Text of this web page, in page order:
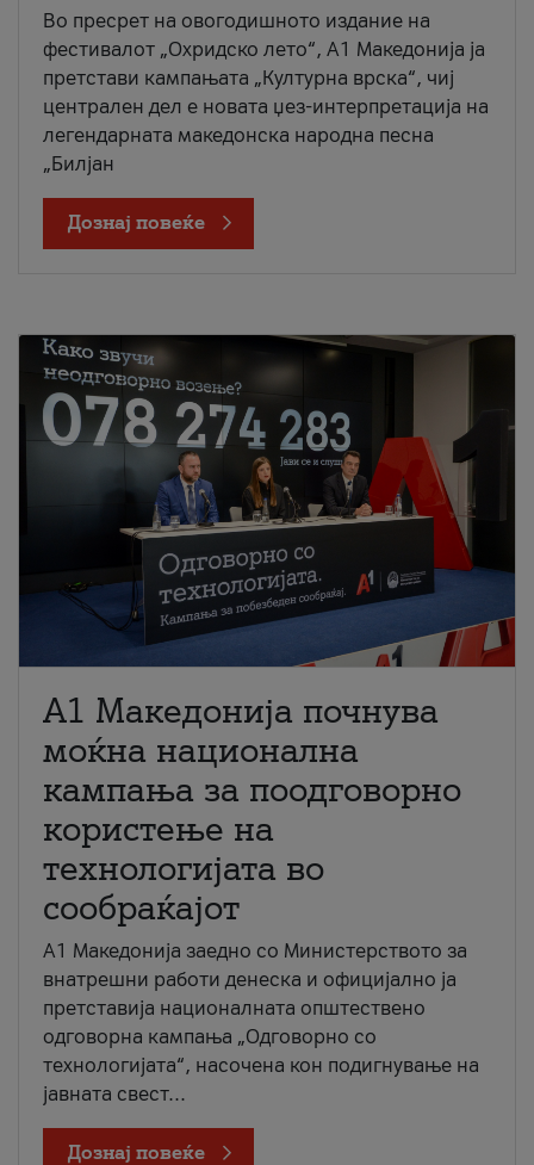
Во пресрет на овогодишното издание на
фестивалот „Охридско лето“, А1 Македонија ја
претстави кампањата „Културна врска“, чиј
централен дел е новата џез-интерпретација на
легендарната македонска народна песна
„Билјан
Дознај повеќе
A1 Македонија почнува
моќна национална
кампања за поодговорно
користење на
технологијата во
сообраќајот
A1 Македонија заедно со Министерството за
внатрешни работи денеска и официјално ја
претставија националната општествено
одговорна кампања „Одговорно со
технологијата“, насочена кон подигнување на
јавната свест...
Дознај повеќе